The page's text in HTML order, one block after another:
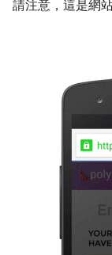
請注意，這是網站